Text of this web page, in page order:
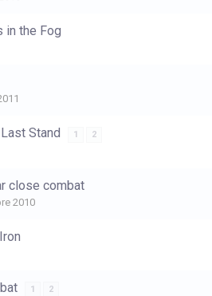
in the Fog
Stand 1 2
close combat
2010
1 2